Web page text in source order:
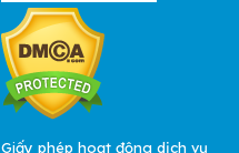
Giấy phép hoạt động dịch vụ